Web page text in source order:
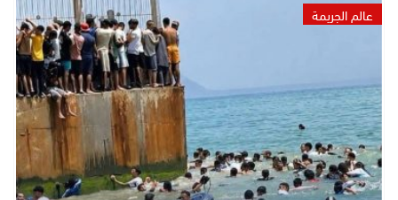
عالم الجريمة